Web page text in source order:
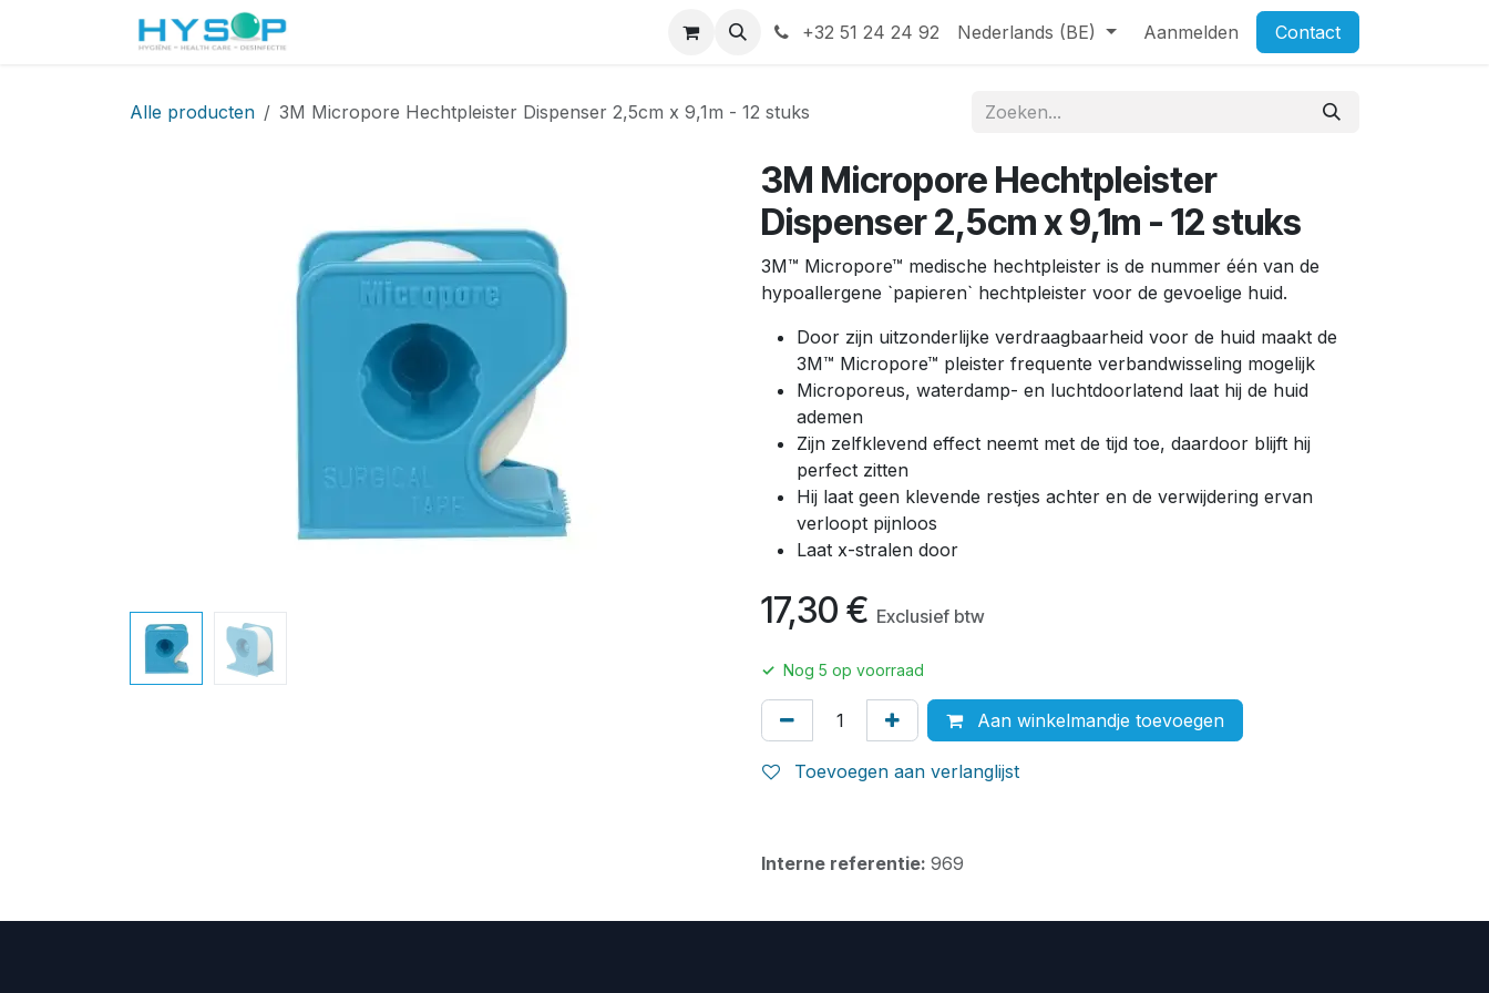
+32 51 24 24 92 Nederlands (BE) Aanmelden Contact
Alle producten 3M Micropore Hechtpleister Dispenser 2,5cm x 9,1m - 12 stuks
3M Micropore Hechtpleister
Dispenser 2,5cm x 9,1m - 12 stuks
3M™ Micropore™ medische hechtpleister is de nummer één van de
hypoallergene `papieren` hechtpleister voor de gevoelige huid.
Door zijn uitzonderlijke verdraagbaarheid voor de huid maakt de
3M™ Micropore™ pleister frequente verbandwisseling mogelijk
Microporeus, waterdamp- en luchtdoorlatend laat hij de huid
ademen
Zijn zelfklevend effect neemt met de tijd toe, daardoor blijft hij
perfect zitten
Hij laat geen klevende restjes achter en de verwijdering ervan
verloopt pijnloos
Laat x-stralen door
17,30 € Exclusief btw
✓ Nog 5 op voorraad
Aan winkelmandje toevoegen
Toevoegen aan verlanglijst
Interne referentie: 969